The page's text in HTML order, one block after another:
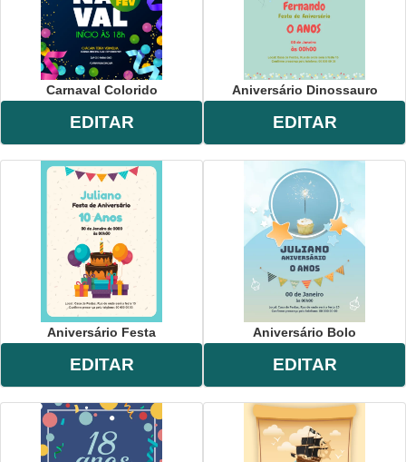
Carnaval Colorido
EDITAR
Aniversário Dinossauro
EDITAR
Aniversário Festa
EDITAR
Aniversário Bolo
EDITAR